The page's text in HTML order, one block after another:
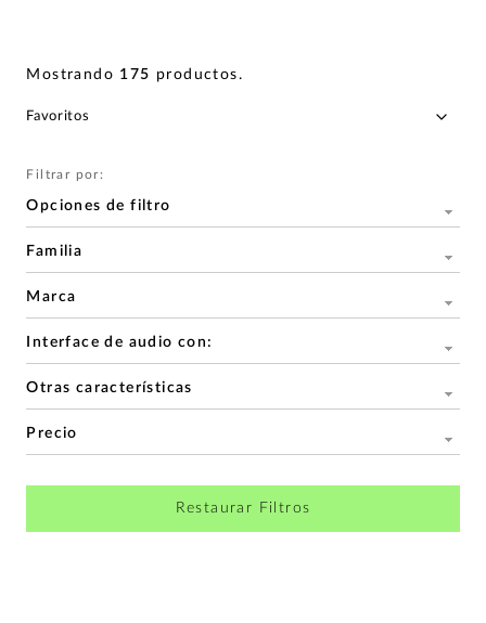
Mostrando 175 productos.
Filtrar por:
Opciones de filtro
Familia
Marca
Interface de audio con:
Otras características
Precio
Restaurar Filtros